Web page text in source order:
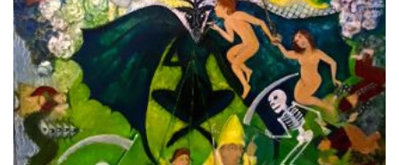
e
m
a